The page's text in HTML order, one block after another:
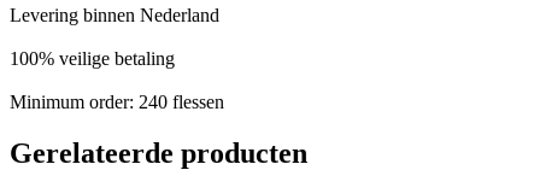
Levering binnen Nederland
100% veilige betaling
Minimum order: 240 flessen
Gerelateerde producten